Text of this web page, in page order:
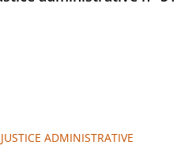
ADMINISTRATIVE